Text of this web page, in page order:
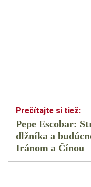
Pepe Escobar:
dlžníka a
Iránom a Čínou